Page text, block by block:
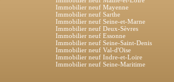
Immobilier neuf Mayenne
Immobilier neuf Sarthe
Immobilier neuf Seine-et-Marne
Immobilier neuf Deux-Sèvres
Immobilier neuf Essonne
Immobilier neuf Seine-Saint-Denis
Immobilier neuf Val-d'Oise
Immobilier neuf Indre-et-Loire
Immobilier neuf Seine-Maritime